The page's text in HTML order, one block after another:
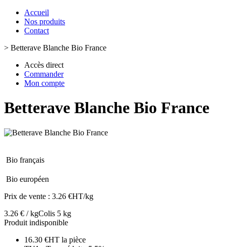
Accueil
Nos produits
Contact
> Betterave Blanche Bio France
Accès direct
Commander
Mon compte
Betterave Blanche Bio France
Bio français
Bio européen
Prix de vente : 3.26 €HT/kg
3.26 € / kgColis 5 kg
Produit indisponible
16.30 €HT la pièce